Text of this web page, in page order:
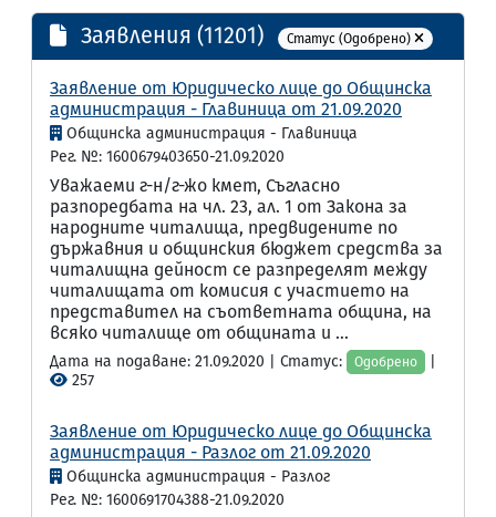
Заявления (11201) Статус (Одобрено)
Заявление от Юридическо лице до Общинска
администрация - Главиница от 21.09.2020
Общинска администрация - Главиница
Рег. №: 1600679403650-21.09.2020
Уважаеми г-н/г-жо кмет, Съгласно
разпоредбата на чл. 23, ал. 1 от Закона за
народните читалища, предвидените по
държавния и общинския бюджет средства за
читалищна дейност се разпределят между
читалищата от комисия с участието на
представител на съответната община, на
всяко читалище от общината и ...
Дата на подаване: 21.09.2020 | Статус: Одобрено
257
Заявление от Юридическо лице до Общинска
администрация - Разлог от 21.09.2020
Общинска администрация - Разлог
Рег. №: 1600691704388-21.09.2020